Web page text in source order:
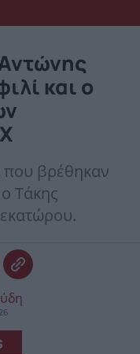
και ο
βρέθηκαν
Τάκης